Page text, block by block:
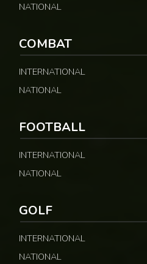
NATIONAL
COMBAT
INTERNATIONAL
NATIONAL
FOOTBALL
INTERNATIONAL
NATIONAL
GOLF
INTERNATIONAL
NATIONAL